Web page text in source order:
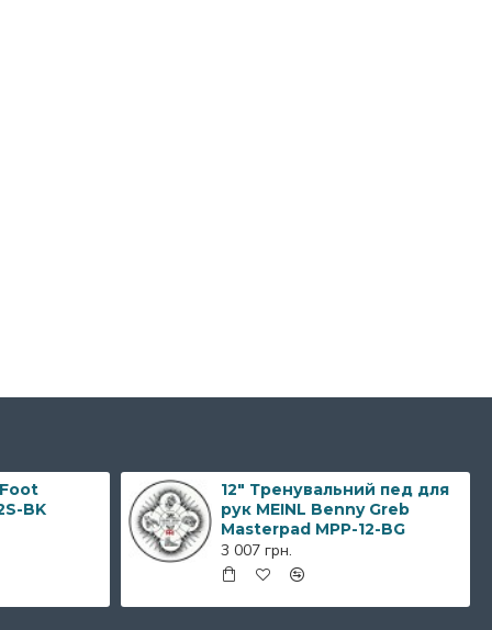
BK
12" Тренувальний пед для
рук MEINL Benny Greb
Masterpad MPP-12-BG
3 007 грн.